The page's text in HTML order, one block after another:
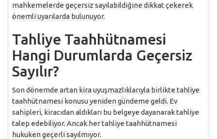
mahkemelerde geçersiz sayılabildiğine dikkat çekerek
önemli uyarılarda bulunuyor.
Tahliye Taahhütnamesi
Hangi Durumlarda Geçersiz
Sayılır?
Son dönemde artan kira uyuşmazlıklarıyla birlikte tahliye
taahhütnamesi konusu yeniden gündeme geldi. Ev
sahipleri, kiracıdan aldıkları bu belgeye dayanarak tahliye
talep edebiliyor. Ancak her tahliye taahhütnamesi
hukuken geçerli sayılmıyor.